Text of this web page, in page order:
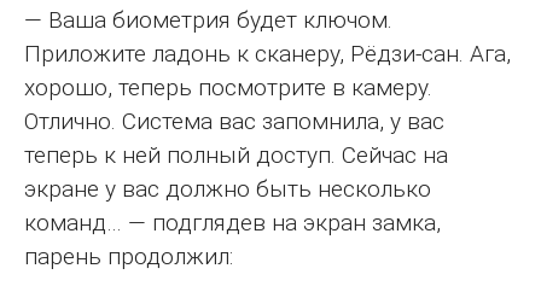
— Ваша биометрия будет ключом.
Приложите ладонь к сканеру, Рёдзи-сан. Ага,
хорошо, теперь посмотрите в камеру.
Отлично. Система вас запомнила, у вас
теперь к ней полный доступ. Сейчас на
экране у вас должно быть несколько
команд… — подглядев на экран замка,
парень продолжил: